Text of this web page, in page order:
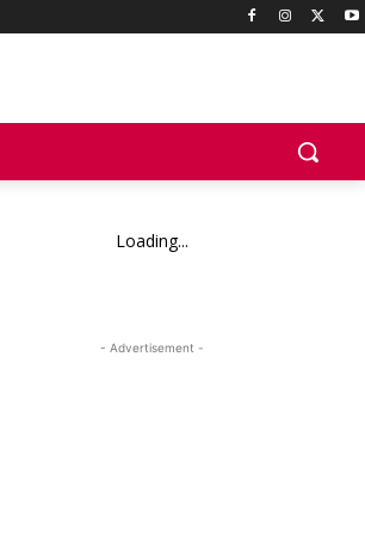
Loading...
- Advertisement -